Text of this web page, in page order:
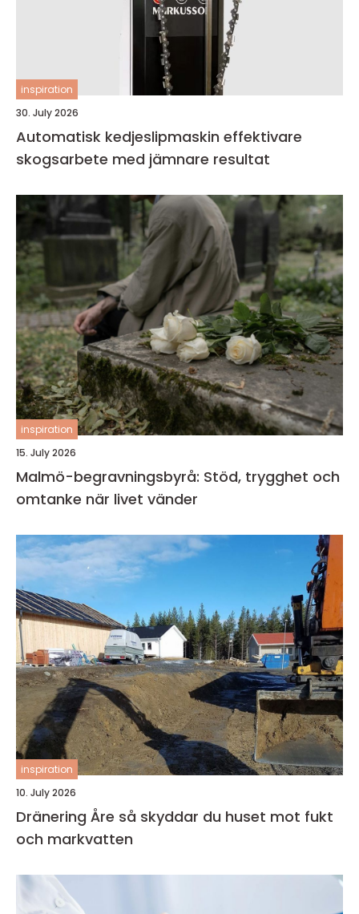
inspiration
30. July 2026
Automatisk kedjeslipmaskin effektivare
skogsarbete med jämnare resultat
inspiration
15. July 2026
Malmö-begravningsbyrå: Stöd, trygghet och
omtanke när livet vänder
inspiration
10. July 2026
Dränering Åre så skyddar du huset mot fukt
och markvatten